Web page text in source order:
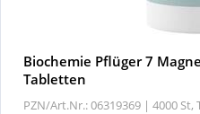
Biochemie Pflüger 7
Tabletten
PZN/Art.Nr.: 06319369 | 4000 St,